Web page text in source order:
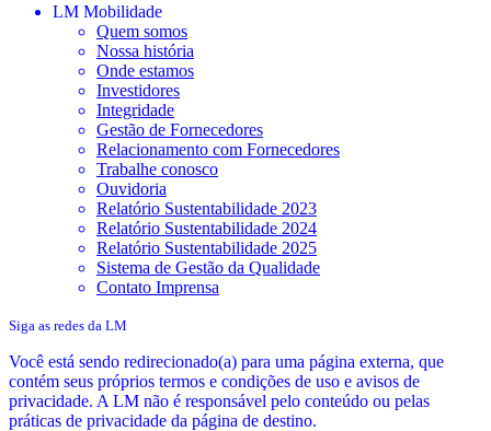
LM Mobilidade
Quem somos
Nossa história
Onde estamos
Investidores
Integridade
Gestão de Fornecedores
Relacionamento com Fornecedores
Trabalhe conosco
Ouvidoria
Relatório Sustentabilidade 2023
Relatório Sustentabilidade 2024
Relatório Sustentabilidade 2025
Sistema de Gestão da Qualidade
Contato Imprensa
Siga as redes da LM
Você está sendo redirecionado(a) para uma página externa, que
contém seus próprios termos e condições de uso e avisos de
privacidade. A LM não é responsável pelo conteúdo ou pelas
práticas de privacidade da página de destino.